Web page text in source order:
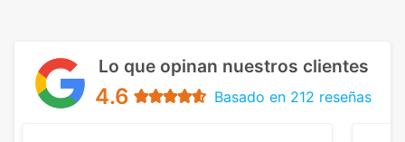
Lo que opinan nuestros clientes
4.6 Basado en 212 reseñas